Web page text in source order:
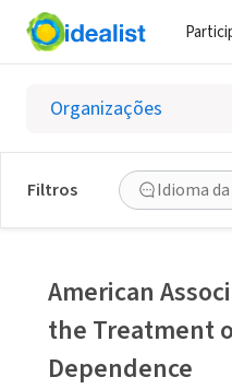
Filtros Idioma
American
the Treatment
Dependence